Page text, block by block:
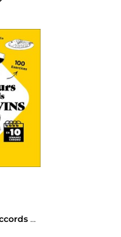
Mon Cours D'accords Mets Et Vins : En 10 Semaines Chrono